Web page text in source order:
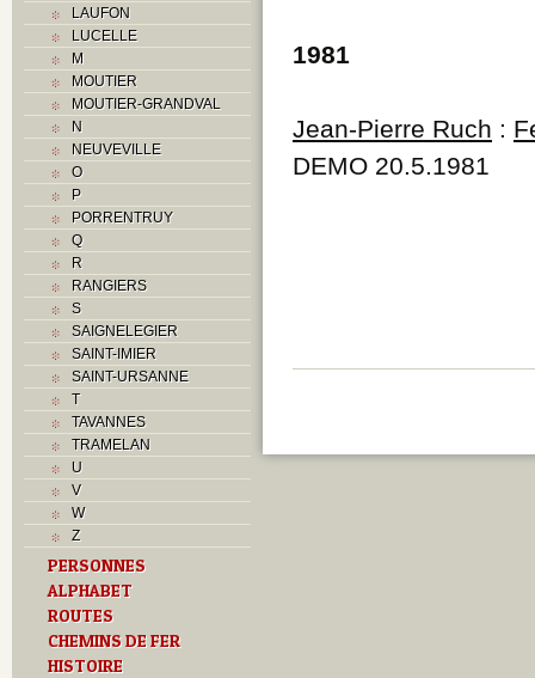
LAUFON
LUCELLE
M
MOUTIER
MOUTIER-GRANDVAL
N
NEUVEVILLE
O
P
PORRENTRUY
Q
R
RANGIERS
S
SAIGNELEGIER
SAINT-IMIER
SAINT-URSANNE
T
TAVANNES
TRAMELAN
U
V
W
Z
PERSONNES
ALPHABET
ROUTES
CHEMINS DE FER
HISTOIRE
1981
Jean-Pierre Ruch :
DEMO 20.5.1981